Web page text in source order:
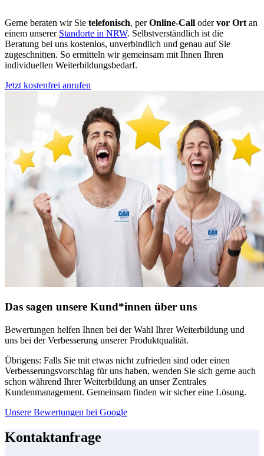
Gerne beraten wir Sie telefonisch, perOnline-Call odervor Ort an
einem unserer Standorte in NRW. Selbstverständlich ist die
Beratung bei uns kostenlos, unverbindlich und genau auf Sie
zugeschnitten. So ermitteln wir gemeinsam mit Ihnen Ihren
individuellen Weiterbildungsbedarf.
Jetzt kostenfrei anrufen
Das sagen unsere Kund*innen über uns
Bewertungen helfen Ihnen bei der Wahl Ihrer Weiterbildung und
uns bei der Verbesserung unserer Produktqualität.
Übrigens: Falls Sie mit etwas nicht zufrieden sind oder einen
Verbesserungsvorschlag für uns haben, wenden Sie sich gerne auch
schon während Ihrer Weiterbildung an unser Zentrales
Kundenmanagement. Gemeinsam finden wir sicher eine Lösung.
Unsere Bewertungen bei Google
Kontaktanfrage